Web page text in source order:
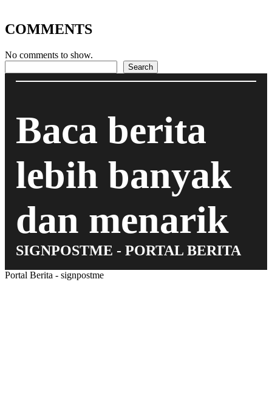
COMMENTS
No comments to show.
Search
Baca berita
lebih banyak
dan menarik
SIGNPOSTME - PORTAL BERITA
Portal Berita - signpostme